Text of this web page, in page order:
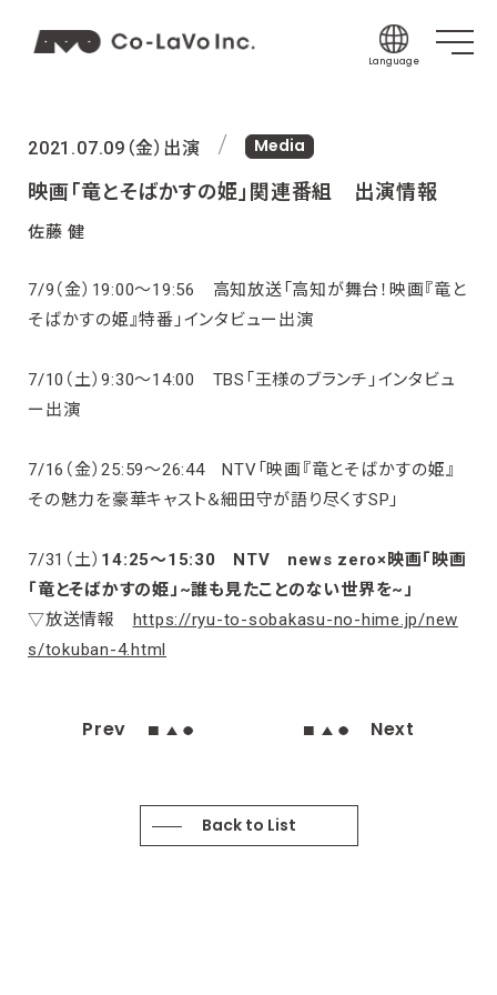
Language
Korean
Indonesian
Spanish
2021.07.09（金）出演 Media
映画「竜とそばかすの姫」関連番組 出演情報
佐藤 健
7/9（金）19:00～19:56 高知放送「高知が舞台！映画『竜と
そばかすの姫』特番」インタビュー出演
7/10（土）9:30～14:00 TBS「王様のブランチ」インタビュ
ー出演
7/16（金）25:59〜26:44 NTV「映画『竜とそばかすの姫』
その魅力を豪華キャスト＆細田守が語り尽くすSP」
7/31（土） 14:25～15:30
NTV news zero×映画「映画
「竜とそばかすの姫」~誰も見たことのない世界を~」
▽放送情報 https://ryu-to-sobakasu-no-hime.jp/new
s/tokuban-4.html
Prev Next
Back to List